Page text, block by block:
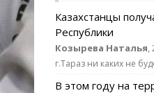
Казахстанцы
Республики
Козырева Наталья,
г.Тараз ни каких не
В этом году на